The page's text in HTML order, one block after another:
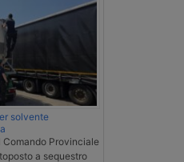
solvente
Comando Provinciale
a sequestro